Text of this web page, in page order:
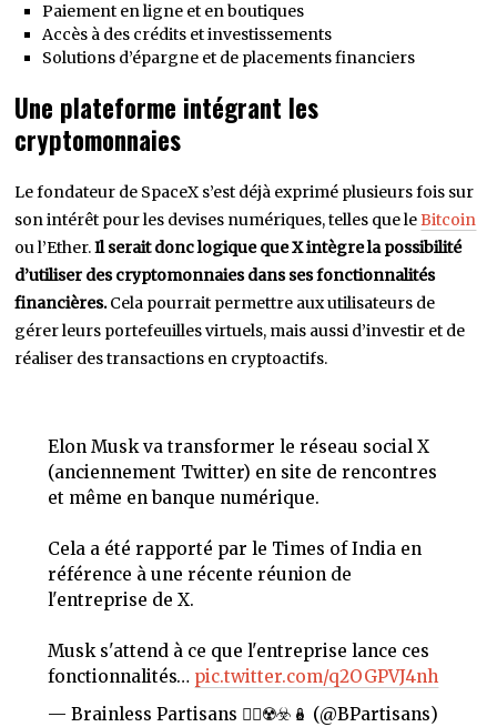
Paiement en ligne et en boutiques
Accès à des crédits et investissements
Solutions d’épargne et de placements financiers
Une plateforme intégrant les
cryptomonnaies
Le fondateur de SpaceX s’est déjà exprimé plusieurs fois sur
son intérêt pour les devises numériques, telles que leBitcoin
ou l’Ether.Il serait donc logique que X intègre la possibilité
d’utiliser des cryptomonnaies dans ses fonctionnalités
financières.Cela pourrait permettre aux utilisateurs de
gérer leurs portefeuilles virtuels, mais aussi d’investir et de
réaliser des transactions en cryptoactifs.
Elon Musk va transformer le réseau social X
(anciennement Twitter) en site de rencontres
et même en banque numérique.
Cela a été rapporté par le Times of India en
référence à une récente réunion de
l'entreprise de X.
Musk s'attend à ce que l'entreprise lance ces
fonctionnalités… pic.twitter.com/q2OGPVJ4nh
— Brainless Partisans 🏴‍☠️☢️☣️🪆 (@BPartisans)